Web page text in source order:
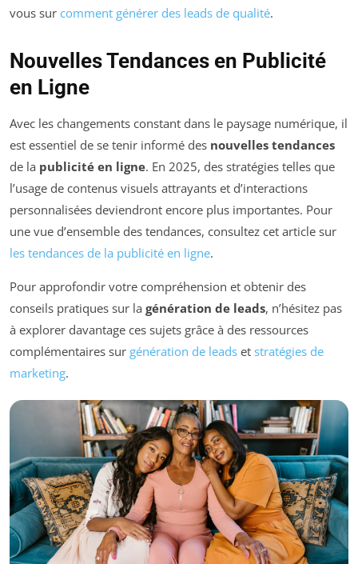
vous sur comment générer des leads de qualité.
Nouvelles Tendances en Publicité
en Ligne
Avec les changements constant dans le paysage numérique, il
est essentiel de se tenir informé des nouvelles tendances
de la publicité en ligne. En 2025, des stratégies telles que
l’usage de contenus visuels attrayants et d’interactions
personnalisées deviendront encore plus importantes. Pour
une vue d’ensemble des tendances, consultez cet article sur
les tendances de la publicité en ligne.
Pour approfondir votre compréhension et obtenir des
conseils pratiques sur la génération de leads, n’hésitez pas
à explorer davantage ces sujets grâce à des ressources
complémentaires sur génération de leads et stratégies de
marketing.